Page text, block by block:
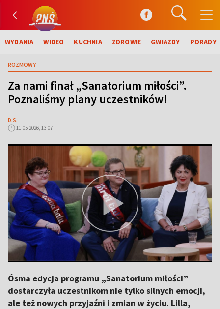
WYDANIA WIDEO KUCHNIA ZDROWIE GWIAZDY PORADY
ROZMOWY
Za nami finał „Sanatorium miłości”.
Poznaliśmy plany uczestników!
D.S.
11.05.2026, 13:07
Ósma edycja programu „Sanatorium miłości”
dostarczyła uczestnikom nie tylko silnych emocji,
ale też nowych przyjaźni i zmian w życiu. Lilla,